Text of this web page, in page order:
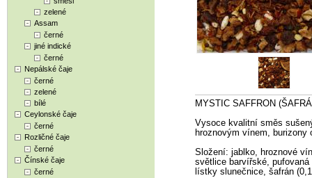
zelené
Assam
černé
jiné indické
černé
Nepálské čaje
černé
zelené
bílé
Ceylonské čaje
černé
Rozličné čaje
černé
Čínské čaje
černé
MYSTIC SAFFRON
Vysoce kvalitní směs
hroznovým vínem, burizony
Složení: jablko, hroznové
světlice barvířské,
lístky slunečnice, šafrán